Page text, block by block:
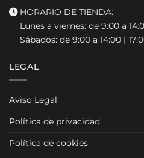
HORARIO DE TIENDA:
Lunes a viernes: de 9:00 a
Sábados: de 9:00 a 14:00 |
LEGAL
Aviso Legal
Política de privacidad
Política de cookies